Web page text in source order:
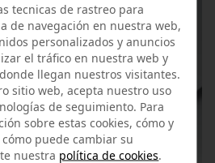
tecnicas de rastreo para
de navegación en nuestra web,
personalizados y anuncios
el tráfico en nuestra web y
llegan nuestros visitantes.
sitio web, acepta nuestro uso
de seguimiento. Para
sobre estas cookies, cómo y
puede cambiar su
nuestra política de cookies.